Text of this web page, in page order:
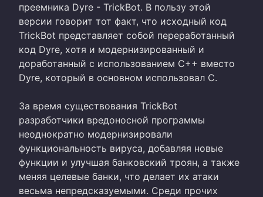
преемника Dyre - TrickBot. В пользу этой
версии говорит тот факт, что исходный код
TrickBot представляет собой переработанный
код Dyre, хотя и модернизированный и
доработанный с использованием C++ вместо
Dyre, который в основном использовал C.
За время существования TrickBot
разработчики вредоносной программы
неоднократно модернизировали
функциональность вируса, добавляя новые
функции и улучшая банковский троян, а также
меняя целевые банки, что делает их атаки
весьма непредсказуемыми. Среди прочих